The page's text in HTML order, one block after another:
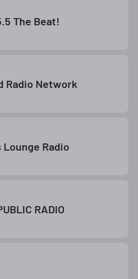
The Beat!
Radio Network
Radio
RADIO